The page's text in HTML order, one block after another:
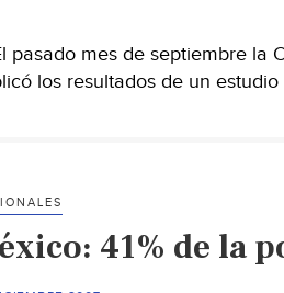
mes de septiembre la
los resultados de un
41% de la